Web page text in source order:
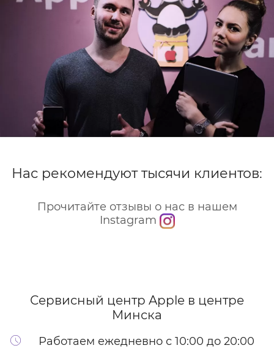
Нас рекомендуют тысячи клиентов:
Прочитайте отзывы о нас в нашем
Instagram
Сервисный центр Apple в центре
Минска
Работаем ежедневно с 10:00 до 20:00